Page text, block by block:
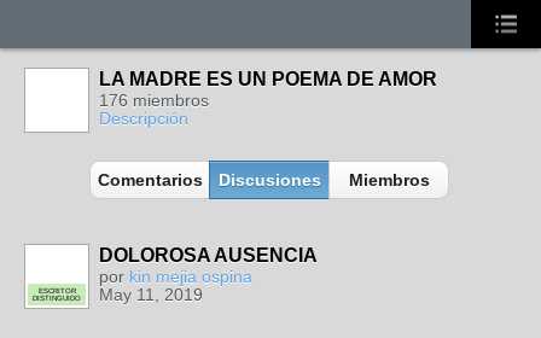
LA MADRE ES UN POEMA DE AMOR
176 miembros
Descripción
Comentarios Discusiones Miembros
ESCRITOR
DISTINGUIDO
DOLOROSA AUSENCIA
por kin mejia ospina
May 11, 2019